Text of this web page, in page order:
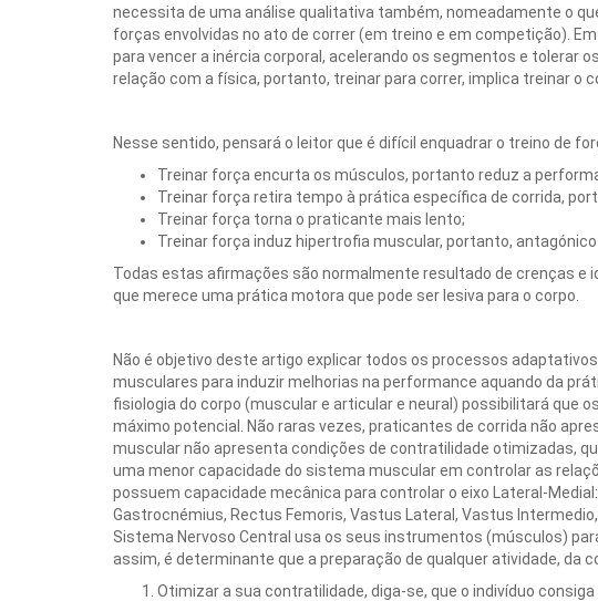
necessita de uma análise qualitativa também, nomeadamente o
forças envolvidas no ato de correr (em treino e em competição).
para vencer a inércia corporal, acelerando os segmentos e tolerar
relação com a física, portanto, treinar para correr, implica treinar o
Nesse sentido, pensará o leitor que é difícil enquadrar o treino de
Treinar força encurta os músculos, portanto reduz a
Treinar força retira tempo à prática específica de corrida,
Treinar força torna o praticante mais lento;
Treinar força induz hipertrofia muscular, portanto,
Todas estas afirmações são normalmente resultado de crenças e
que merece uma prática motora que pode ser lesiva para o corpo.
Não é objetivo deste artigo explicar todos os processos
musculares para induzir melhorias na performance aquando da
fisiologia do corpo (muscular e articular e neural) possibilitará que
máximo potencial. Não raras vezes, praticantes de corrida não
muscular não apresenta condições de contratilidade otimizadas,
uma menor capacidade do sistema muscular em controlar as
possuem capacidade mecânica para controlar o eixo Lateral-
Gastrocnémius, Rectus Femoris, Vastus Lateral, Vastus
Sistema Nervoso Central usa os seus instrumentos (músculos)
assim, é determinante que a preparação de qualquer atividade,
Otimizar a sua contratilidade, diga-se, que o indivíduo